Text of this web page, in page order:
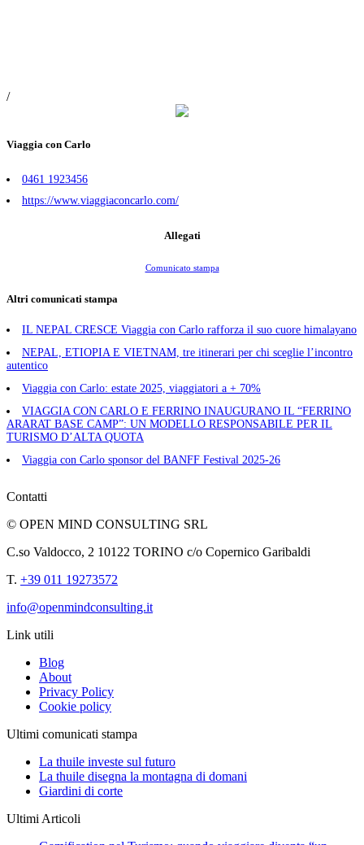
/
Viaggia con Carlo
0461 1923456
https://www.viaggiaconcarlo.com/
Allegati
Comunicato stampa
Altri comunicati stampa
IL NEPAL CRESCE Viaggia con Carlo rafforza il suo cuore himalayano
NEPAL, ETIOPIA E VIETNAM, tre itinerari per chi sceglie l’incontro
autentico
Viaggia con Carlo: estate 2025, viaggiatori a + 70%
VIAGGIA CON CARLO E FERRINO INAUGURANO IL “FERRINO
ARARAT BASE CAMP”: UN MODELLO RESPONSABILE PER IL
TURISMO D’ALTA QUOTA
Viaggia con Carlo sponsor del BANFF Festival 2025-26
Contatti
© OPEN MIND CONSULTING SRL
C.so Valdocco, 2 10122 TORINO c/o Copernico Garibaldi
T. +39 011 19273572
info@openmindconsulting.it
Link utili
Blog
About
Privacy Policy
Cookie policy
Ultimi comunicati stampa
La thuile investe sul futuro
La thuile disegna la montagna di domani
Giardini di corte
Ultimi Articoli